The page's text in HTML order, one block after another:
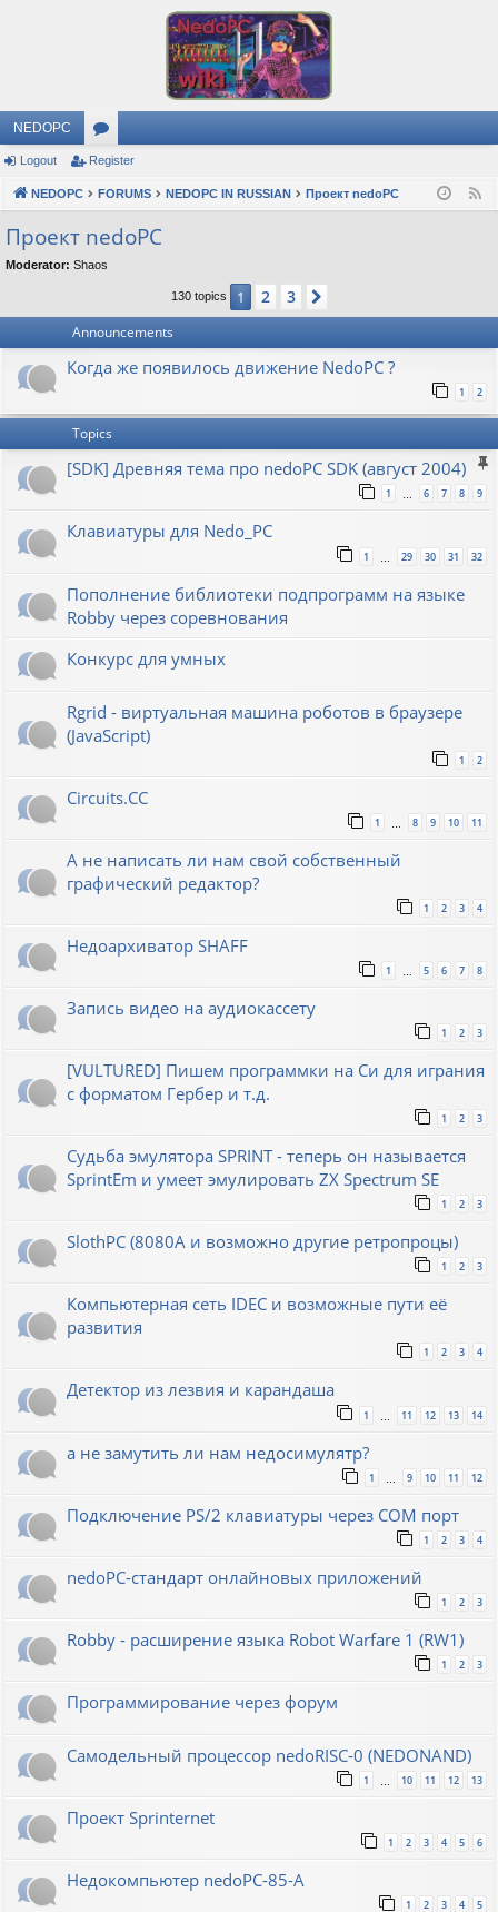
NEDOPC
or
u
s
Logout Register
NEDOPC FORUMS NEDOPC IN RUSSIAN Проект nedoPC
Проект nedoPC
Moderator: Shaos
130 topics 1 2 3
Announcements
Когда же появилось движение NedoPC ?
1 2
Topics
[SDK] Древняя тема про nedoPC SDK (август 2004)
1 … 6 7 8 9
Клавиатуры для Nedo_PC
1 29 30 31 32
Пополнение библиотеки подпрограмм на языке
Robby через соревнования
Конкурс для умных
Rgrid - виртуальная машина роботов в браузере
(JavaScript)
1 2
Circuits.CC
1 8 9 10 11
А не написать ли нам свой собственный
графический редактор?
1 2 3 4
Недоархиватор SHAFF
1 5 6 7 8
Запись видео на аудиокассету
1 2 3
[VULTURED] Пишем программки на Си для играния
с форматом Гербер и т.д.
1 2 3
Судьба эмулятора SPRINT - теперь он называется
SprintEm и умеет эмулировать ZX Spectrum SE
1 2 3
SlothPC (8080A и возможно другие ретропроцы)
1 2 3
Компьютерная сеть IDEC и возможные пути её
развития
1 2 3 4
Детектор из лезвия и карандаша
1 11 12 13 14
а не замутить ли нам недосимулятр?
1 9 10 11 12
Подключение PS/2 клавиатуры через COM порт
1 2 3 4
nedoPC-стандарт онлайновых приложений
1 2 3
Robby - расширение языка Robot Warfare 1 (RW1)
1 2 3
Программирование через форум
Самодельный процессор nedoRISC-0 (NEDONAND)
1 10 11 12 13
Проект Sprinternet
1 2 3 4 5 6
Недокомпьютер nedoPC-85-A
1 2 3 4 5